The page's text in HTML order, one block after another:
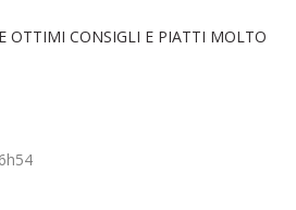
OTTIMI CONSIGLI E PIATTI MOLTO